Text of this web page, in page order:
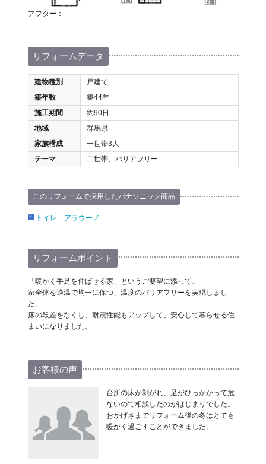
アフター：
リフォームデータ
建物種別
戸建て
築年数
築44年
施工期間
約90日
地域
群馬県
家族構成
一世帯3人
テーマ
二世帯、バリアフリー
このリフォームで採用したパナソニック商品
トイレ アラウーノ
リフォームポイント
「暖かく手足を伸ばせる家」というご要望に添って、
家全体を適温で均一に保つ、温度のバリアフリーを実現しまし
た。
床の段差をなくし、耐震性能もアップして、安心して暮らせる住
まいになりました。
お客様の声
台所の床が剥がれ、足がひっかかって危
ないので相談したのがはじまりでした。
おかげさまでリフォーム後の冬はとても
暖かく過ごすことができました。